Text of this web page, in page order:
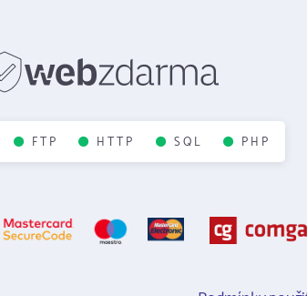
FTP HTTP SQL PHP